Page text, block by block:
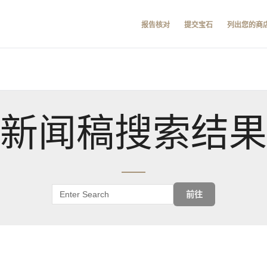
报告核对 提交宝石 列出您的商
新闻稿搜索结果
前往